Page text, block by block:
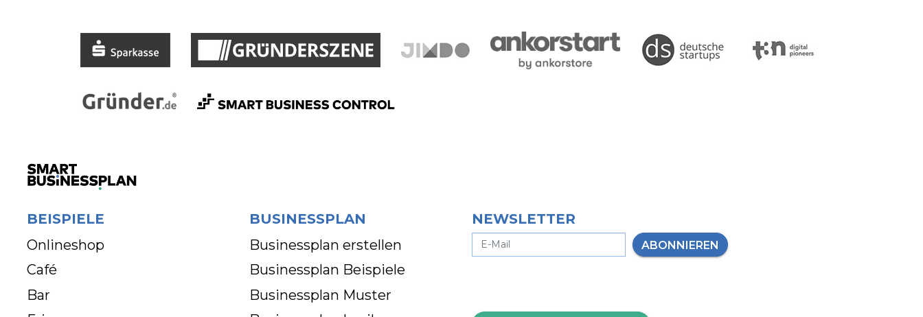
BEISPIELE
Onlineshop
Café
Bar
BUSINESSPLAN
Businessplan erstellen
Businessplan Beispiele
Businessplan Muster
NEWSLETTER
ABONNIEREN